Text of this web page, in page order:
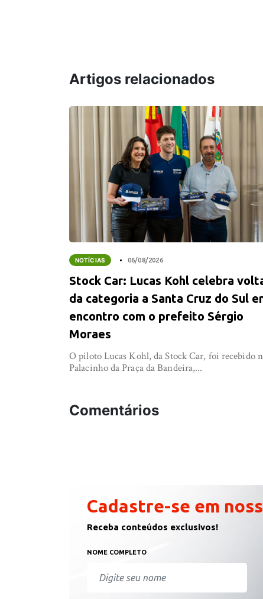
Artigos relacionados
NOTÍCIAS 06/08/2026
Stock Car: Lucas Kohl celebra
da categoria a Santa Cruz do Sul
encontro com o prefeito Sérgio
Moraes
O piloto Lucas Kohl, da Stock Car, foi recebido
Palacinho da Praça da Bandeira,...
Comentários
Cadastre-se em
Receba conteúdos exclusivos!
NOME COMPLETO